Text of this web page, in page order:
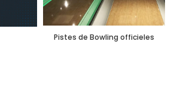
Pistes de Bowling officieles